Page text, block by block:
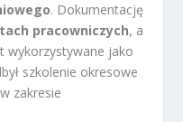
. Dokumentację
pracowniczych, a
wykorzystywane jako
szkolenie okresowe
zakresie